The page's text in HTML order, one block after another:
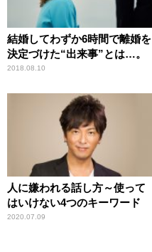
結婚してわずか6時間で離婚を
決定づけた“出来事”とは…。
2018.08.10
人に嫌われる話し方～使って
はいけない4つのキーワード
2020.07.09